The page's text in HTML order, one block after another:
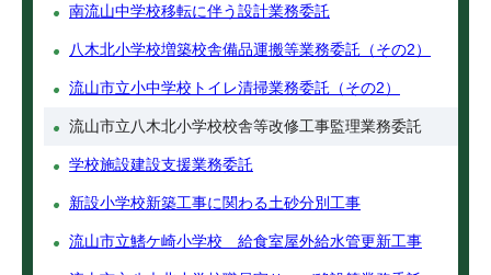
南流山中学校移転に伴う設計業務委託
八木北小学校増築校舎備品運搬等業務委託（その2）
流山市立小中学校トイレ清掃業務委託（その2）
流山市立八木北小学校校舎等改修工事監理業務委託
学校施設建設支援業務委託
新設小学校新築工事に関わる土砂分別工事
流山市立鰭ケ崎小学校 給食室屋外給水管更新工事